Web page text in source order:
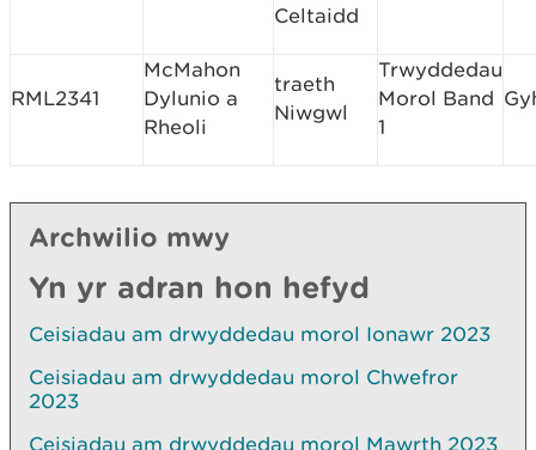
Celtaidd
RML2341
McMahon
Dylunio a
Rheoli
traeth
Niwgwl
Trwyddedau
Morol Band
1
Archwilio mwy
Yn yr adran hon hefyd
Ceisiadau am drwyddedau morol Ionawr 2023
Ceisiadau am drwyddedau morol Chwefror
2023
Ceisiadau am drwyddedau morol Mawrth 2023